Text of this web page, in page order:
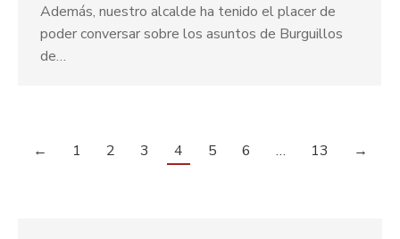
Además, nuestro alcalde ha tenido el placer de
poder conversar sobre los asuntos de Burguillos
de…
← 1 2 3 4 5 6 … 13 →